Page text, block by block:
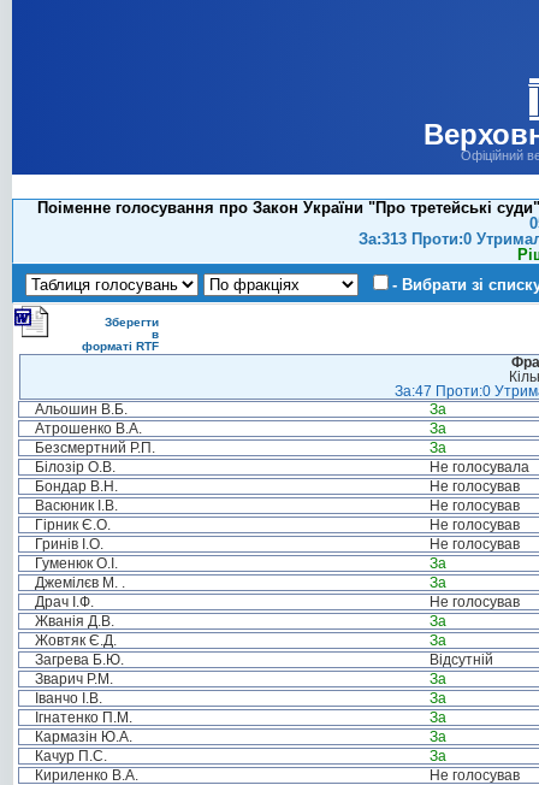
Офіційний
Поіменне голосування про Закон України "Про третейські
За:313 Проти:0
- Вибрати зі
Зберегти
в
форматі RTF
За:47 Проти:0
Альошин В.Б.
За
Атрошенко В.А.
За
Безсмертний Р.П.
За
Білозір О.В.
Не голосувала
Бондар В.Н.
Не голосував
Васюник І.В.
Не голосував
Гірник Є.О.
Не голосував
Гринів І.О.
Не голосував
Гуменюк О.І.
За
Джемілєв М. .
За
Драч І.Ф.
Не голосував
Жванія Д.В.
За
Жовтяк Є.Д.
За
Загрева Б.Ю.
Відсутній
Зварич Р.М.
За
Іванчо І.В.
За
Ігнатенко П.М.
За
Кармазін Ю.А.
За
Качур П.С.
За
Кириленко В.А.
Не голосував